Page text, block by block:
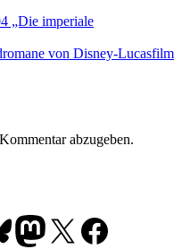
„Die imperiale
von Disney-Lucasfilm
abzugeben.
Folgt uns auf Mastodon
X Folgt uns auf